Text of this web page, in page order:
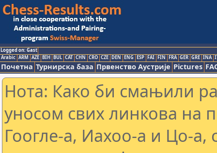
Logged on: Gast
Arabic ARM AZE BIH BUL CAT CHN CRO CZE DEN ENG ESP FAI FIN FRA GER GRE INA
Почетна Турнирска база Првенство Аустрије Pictures
Нота: Како би смањили
уносом свих линкова на
Гоогле-а, Иахоо-а и Цо-а,